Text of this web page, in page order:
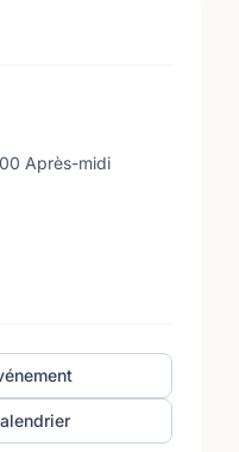
Après-midi